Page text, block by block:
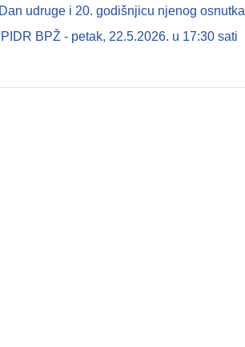
udruge i 20. godišnjicu njenog osnutka
BPŽ - petak, 22.5.2026. u 17:30 sati